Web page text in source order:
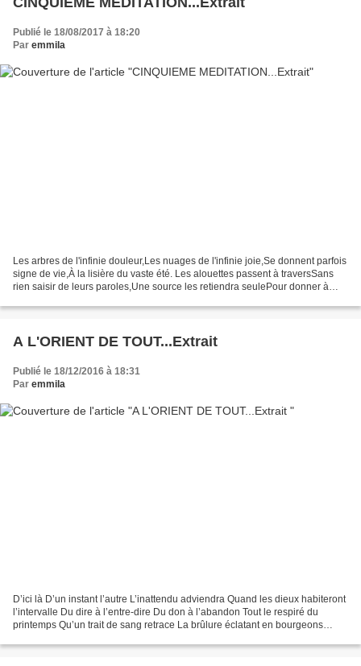
Publié le 18/08/2017 à 18:20
Par emmila
Les arbres de l'infinie douleur,Les nuages de l'infinie joie,Se donnent parfois
signe de vie,À la lisière du vaste été. Les alouettes passent à traversSans
rien saisir de leurs paroles,Une source les retiendra seulePour donner à
A L'ORIENT DE TOUT...Extrait
Publié le 18/12/2016 à 18:31
Par emmila
D’ici là D’un instant l’autre L’inattendu adviendra Quand les dieux habiteront
l’intervalle Du dire à l’entre-dire Du don à l’abandon Tout le respiré du
printemps Qu’un trait de sang retrace La brûlure éclatant en bourgeons